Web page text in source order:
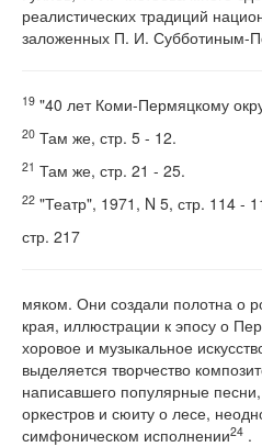
реалистических традиций
заложенных П. И. Субботиным-
19 "40 лет Коми-Пермяцкому
20 Там же, стр. 5 - 12.
21 Там же, стр. 21 - 25.
22 "Театр", 1971, N 5, стр. 114 -
стр. 217
мяком. Они создали полотна о
края, иллюстрации к эпосу о
хоровое и музыкальное
выделяется творчество
написавшего популярные
оркестров и сюиту о лесе,
симфоническом исполнении24 .